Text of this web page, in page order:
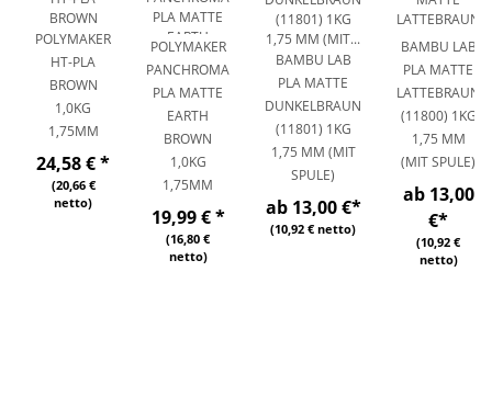
POLYMAKER
HT-PLA
BROWN
1,0KG
1,75MM
24,58 €*
(20,66 €
netto)
POLYMAKER
PANCHROMA
PLA MATTE
EARTH
BROWN
1,0KG
1,75MM
19,99 €*
(16,80 €
netto)
BAMBU LAB
PLA MATTE
DUNKELBRAUN
(11801) 1KG
1,75 MM (MIT
SPULE)
ab 13,00 €*
(10,92 € netto)
BAMBU LAB
PLA MATTE
LATTEBRAUN
(11800) 1KG
1,75 MM
(MIT SPULE)
ab 13,00
€*
(10,92 €
netto)